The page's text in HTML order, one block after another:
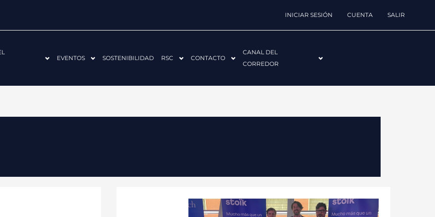
INICIAR SESIÓN CUENTA SALIR
EVENTOS SOSTENIBILIDAD RSC CONTACTO
CANAL DEL
CORREDOR
INCORPORA